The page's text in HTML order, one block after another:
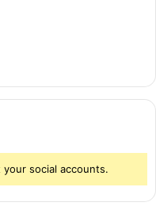
social accounts.